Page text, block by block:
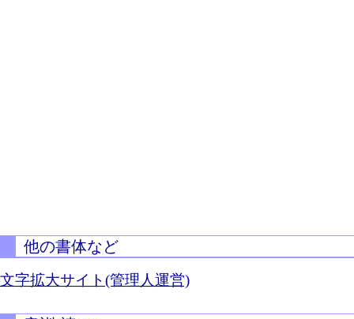
他の書体など
文字拡大サイト(管理人運営)